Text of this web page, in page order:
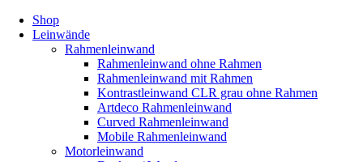
Shop
Leinwände
Rahmenleinwand
Rahmenleinwand ohne Rahmen
Rahmenleinwand mit Rahmen
Kontrastleinwand CLR grau ohne Rahmen
Artdeco Rahmenleinwand
Curved Rahmenleinwand
Mobile Rahmenleinwand
Motorleinwand